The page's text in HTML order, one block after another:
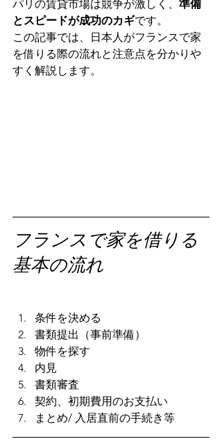
パリの賃貸市場は競争が激しく、 準備
とスピードが成功のカギです。
この記事では、日本人がフランスで家
を借りる際の流れと注意点を分かりや
すく解説します。
フランスで家を借りる
基本の流れ
条件を決める
書類提出（事前準備）
物件を探す
内見
書類審査
契約、初期費用のお支払い
まとめ/ 入居直前の手続き等